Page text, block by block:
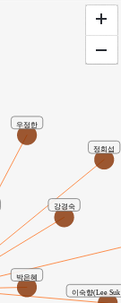
강경숙
박은혜
우정한
이숙향(Lee Suk
정희섭